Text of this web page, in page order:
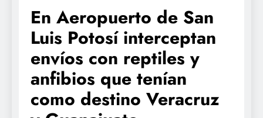
En Aeropuerto de San
Luis Potosí interceptan
envíos con reptiles y
anfibios que tenían
como destino Veracruz